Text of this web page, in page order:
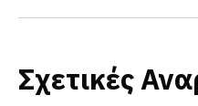
Σχετικές